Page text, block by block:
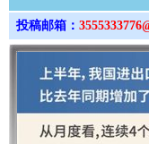
投稿邮箱：